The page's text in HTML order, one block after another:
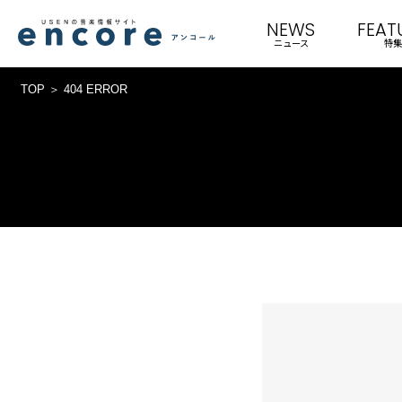
NEWS
ニュース 特集
TOP 404 ERROR